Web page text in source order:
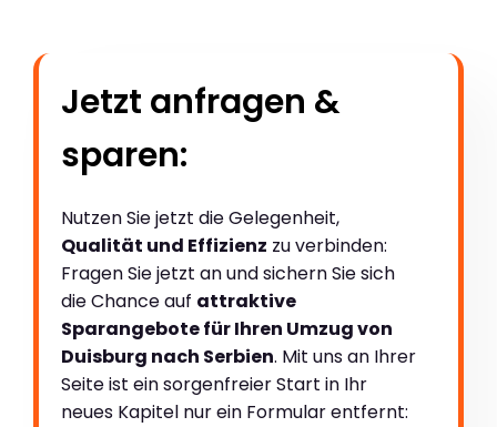
Jetzt anfragen &
sparen:
Nutzen Sie jetzt die Gelegenheit,
Qualität und Effizienz zu verbinden:
Fragen Sie jetzt an und sichern Sie sich
die Chance auf attraktive
Sparangebote für Ihren Umzug von
Duisburg nach Serbien. Mit uns an Ihrer
Seite ist ein sorgenfreier Start in Ihr
neues Kapitel nur ein Formular entfernt: